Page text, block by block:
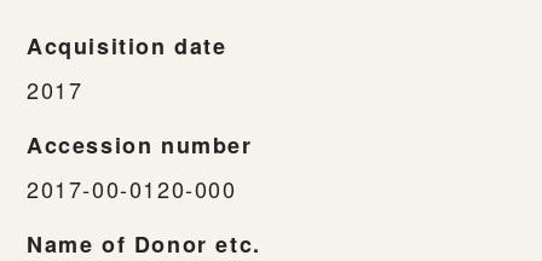
Acquisition date
2017
Accession number
2017-00-0120-000
Name of Donor etc.